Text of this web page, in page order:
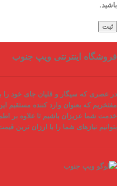
باشید.
فروشگاه اینترنتی ویپ جنوب
در عصری که سیگار و قلیان جای خود را
مفتخریم که بعنوان وارد کننده مستقیم
خدمت شما عزیزان باشیم تا علاوه بر
بتوانیم نیازهای شما را با
ارزان ترین